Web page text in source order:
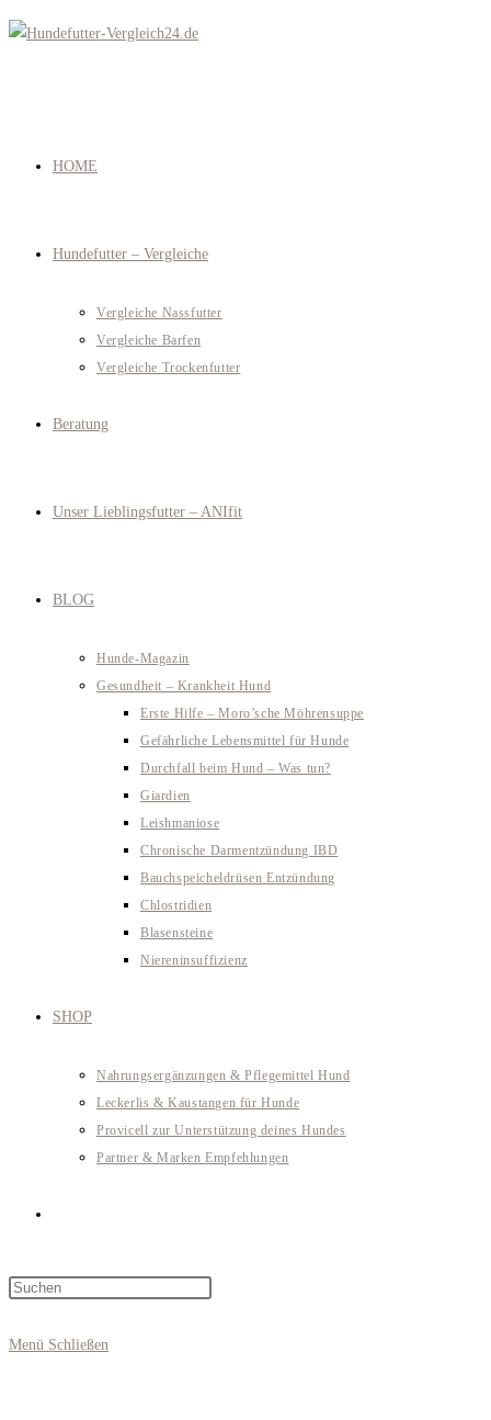
Zum
HOME
Hundefutter – Vergleiche
Vergleiche Nassfutter
Vergleiche Barfen
Vergleiche Trockenfutter
Beratung
Unser Lieblingsfutter – ANIfit
BLOG
Hunde-Magazin
Gesundheit – Krankheit Hund
Erste Hilfe – Moro’sche Möhrensuppe
Gefährliche Lebensmittel für Hunde
Durchfall beim Hund – Was tun?
Giardien
Leishmaniose
Chronische Darmentzündung IBD
Bauchspeicheldrüsen Entzündung
Chlostridien
Blasensteine
Niereninsuffizienz
SHOP
Nahrungsergänzungen & Pflegemittel Hund
Leckerlis & Kaustangen für Hunde
Provicell zur Unterstützung deines Hundes
Partner & Marken Empfehlungen
Suche
Menü Schließen